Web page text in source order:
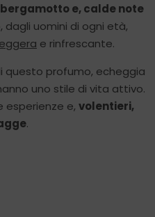
e, calde note
dagli uomini di ogni età,
e rinfrescante.
questo profumo, echeggia
uno stile di vita attivo.
esperienze e, volentieri,
.